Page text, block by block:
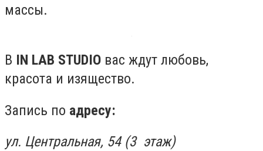
массы.
В IN LAB STUDIO вас ждут любовь,
красота и изящество.
Запись по адресу:
ул. Центральная, 54 (3 этаж)